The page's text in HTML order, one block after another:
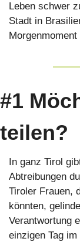
Leben schwer
Stadt in
#1
teilen?
In ganz Tirol
Abtreibungen
Tiroler Frauen,
könnten,
Verantwortung
einzigen Tag